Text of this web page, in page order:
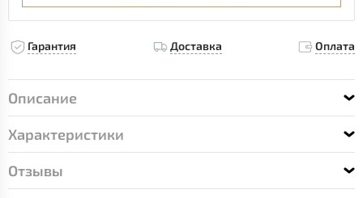
Гарантия Доставка Оплата
Описание
Характеристики
Отзывы